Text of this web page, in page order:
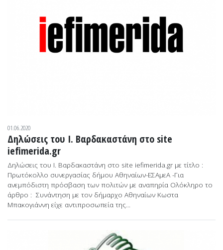
01.06.2020
Δηλώσεις του Ι. Βαρδακαστάνη στο site
iefimerida.gr
Δηλώσεις του Ι. Βαρδακαστάνη στο site iefimerida.gr με τίτλο :
Πρωτόκολλο συνεργασίας δήμου Αθηναίων-ΕΣΑμεΑ -Για
ανεμπόδιστη πρόσβαση των πολιτών με αναπηρία Ολόκληρο το
άρθρο : Συνάντηση με τον δήμαρχο Αθηναίων Κωστα
Μπακογιάννη είχε αντιπροσωπεία της...